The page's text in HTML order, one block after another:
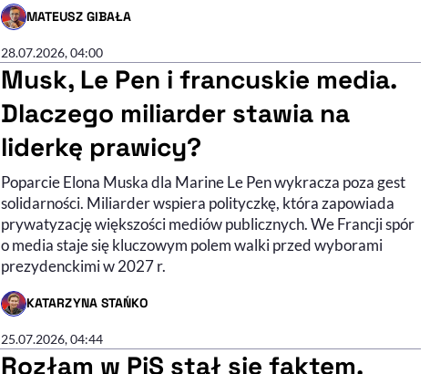
MATEUSZ GIBAŁA
- AUTOR ARTYKUŁU - PROFIL
28.07.2026, 04:00
Musk, Le Pen i francuskie media.
Dlaczego miliarder stawia na
liderkę prawicy?
Poparcie Elona Muska dla Marine Le Pen wykracza poza gest
solidarności. Miliarder wspiera polityczkę, która zapowiada
prywatyzację większości mediów publicznych. We Francji spór
o media staje się kluczowym polem walki przed wyborami
prezydenckimi w 2027 r.
KATARZYNA STAŃKO
- AUTOR ARTYKUŁU - PROFIL
25.07.2026, 04:44
Rozłam w PiS stał się faktem.